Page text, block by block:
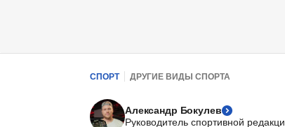
СПОРТ ДРУГИЕ ВИДЫ СПОРТА
Александр Бокулев
Руководитель спортивной